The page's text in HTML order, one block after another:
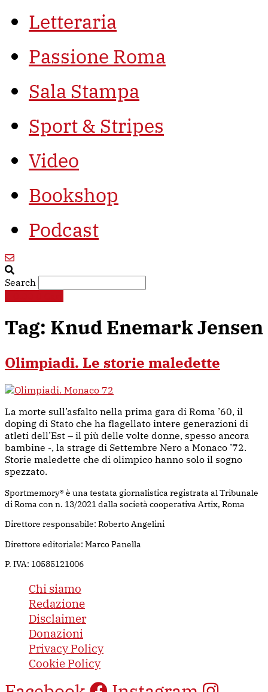
Letteraria
Passione Roma
Sala Stampa
Sport & Stripes
Video
Bookshop
Podcast
Search
Tag: Knud Enemark Jensen
Olimpiadi. Le storie maledette
La morte sull’asfalto nella prima gara di Roma ’60, il
doping di Stato che ha flagellato intere generazioni di
atleti dell’Est – il più delle volte donne, spesso ancora
bambine -, la strage di Settembre Nero a Monaco ’72.
Storie maledette che di olimpico hanno solo il sogno
spezzato.
Sportmemory® è una testata giornalistica registrata al Tribunale
di Roma con n. 13/2021 dalla società cooperativa Artix, Roma
Direttore responsabile: Roberto Angelini
Direttore editoriale: Marco Panella
P. IVA: 10585121006
Chi siamo
Redazione
Disclaimer
Donazioni
Privacy Policy
Cookie Policy